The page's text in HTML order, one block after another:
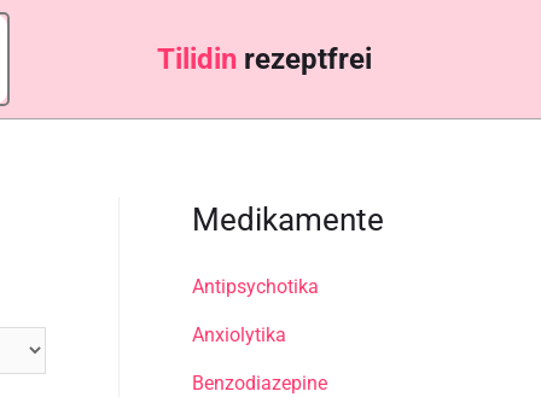
Tilidi rezeptfrei
Medikamente
Antipsychotika
Anxiolytika
Benzodiazepine